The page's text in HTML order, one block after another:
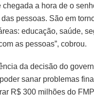
a hora de o
pessoas. São em
educação, saúde,
as pessoas”, cobrou.
da decisão do
sanar problemas
R$ 300 milhões do